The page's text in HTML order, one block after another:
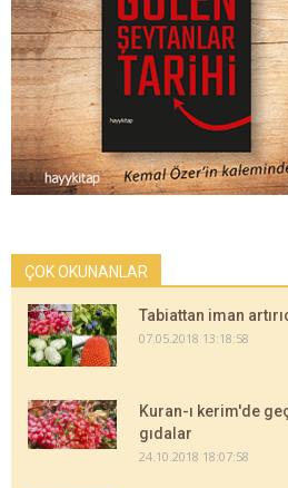
ÇOK OKUNANLAR
Tabiattan iman
07.05.2018 13:18:58
Kuran-ı kerim'de
gıdalar
24.10.2018 18:07:58